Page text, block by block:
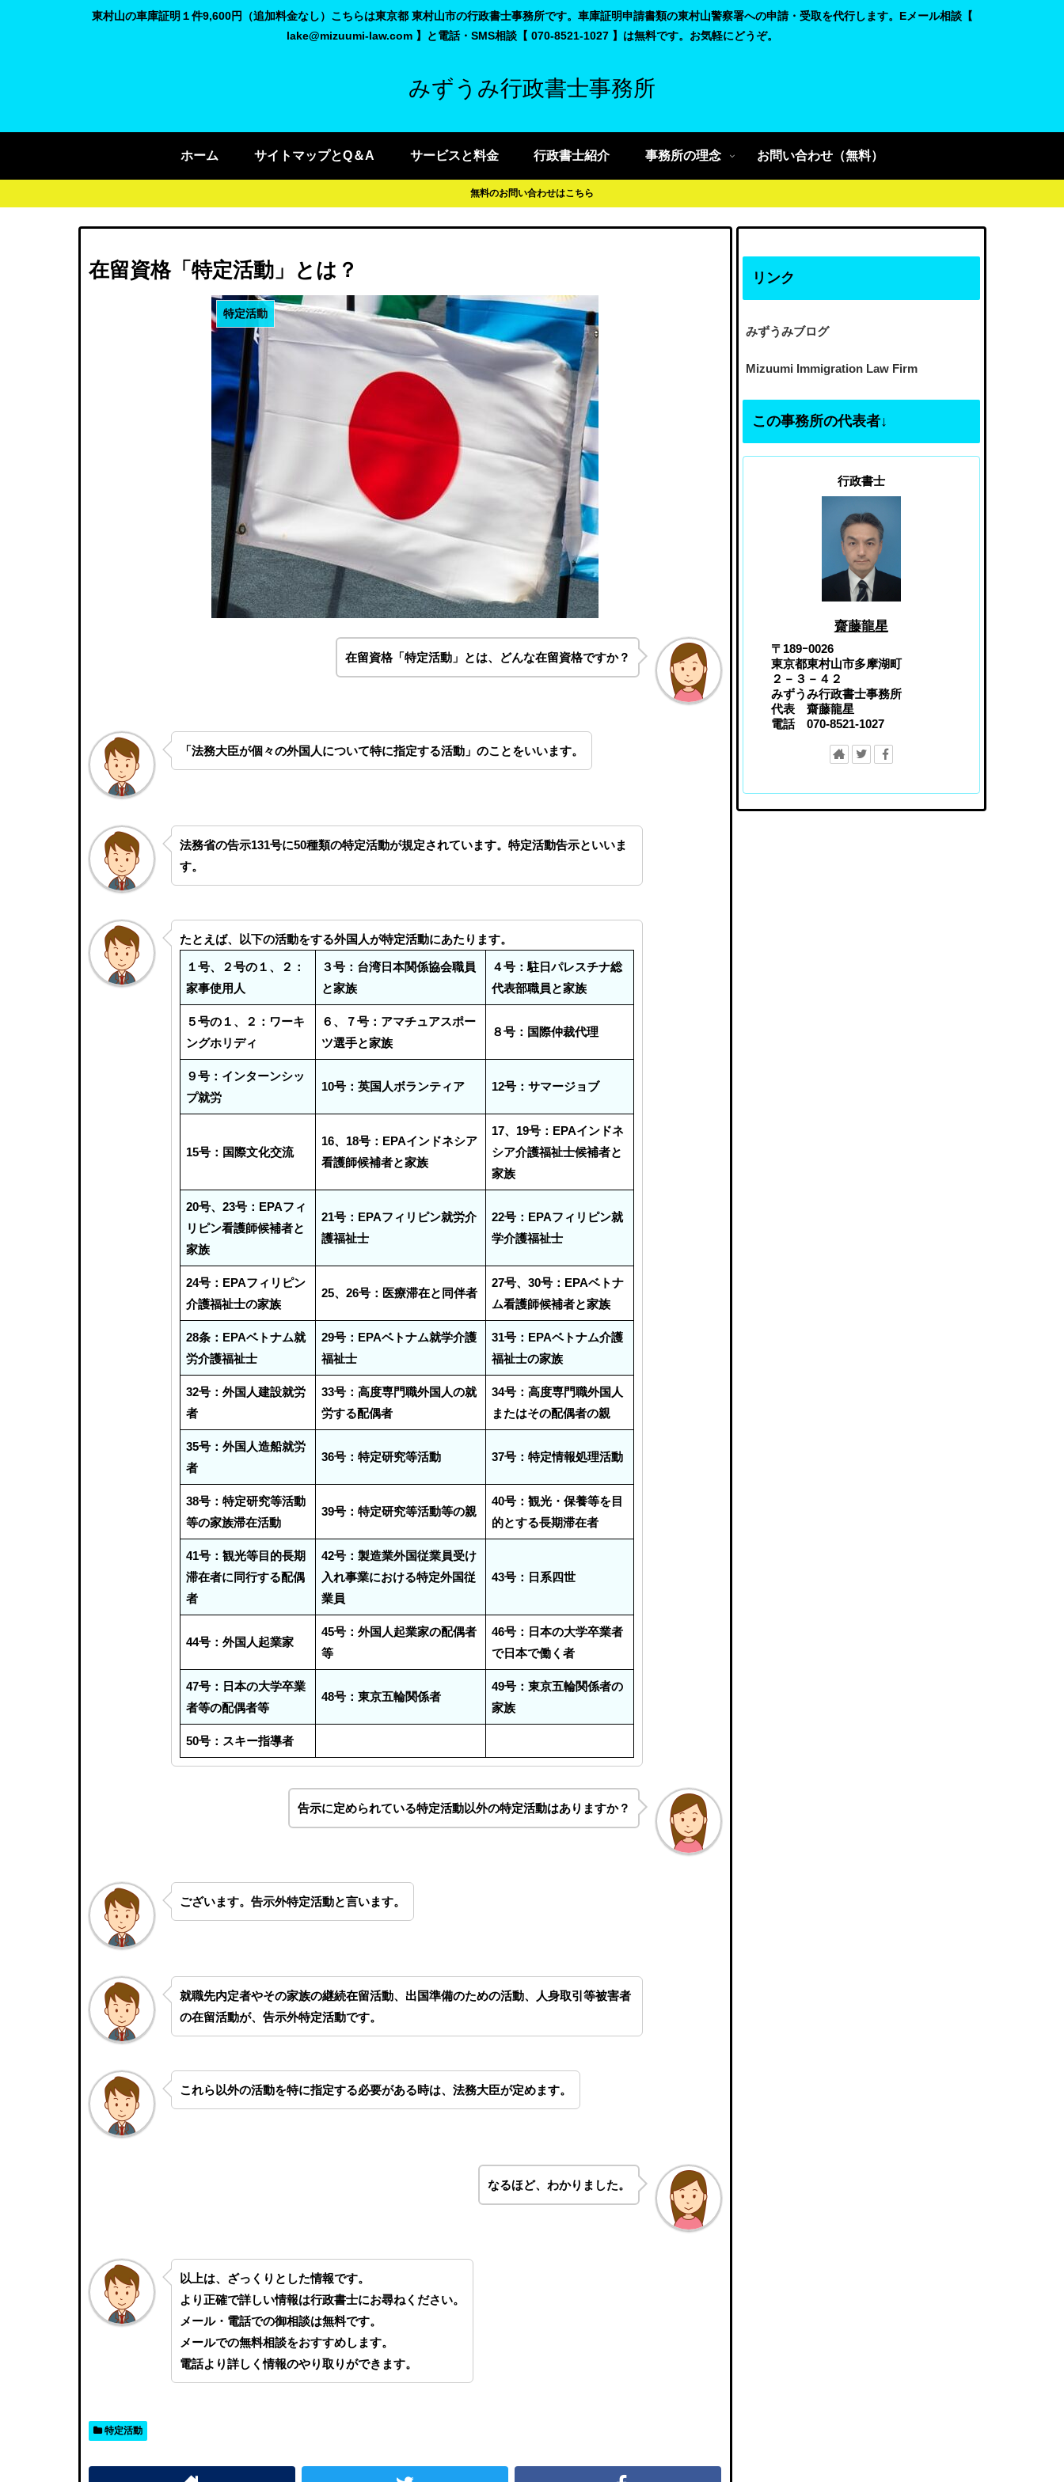
東村山の車庫証明１件9,600円（追加料金なし）こちらは東京都 東村山市の行政書士事務所です。車庫証明申請書類の東村山警察署への申請・受取を代行します。Eメール相談【
lake@mizuumi-law.com 】と電話・SMS相談【 070-8521-1027 】は無料です。お気軽にどうぞ。
みずうみ行政書士事務所
ホーム サイトマップとQ＆A サービスと料金 行政書士紹介 事務所の理念 お問い合わせ（無料）
無料のお問い合わせはこちら
在留資格「特定活動」とは？
特定活動
在留資格「特定活動」とは、どんな在留資格ですか？
「法務大臣が個々の外国人について特に指定する活動」のことをいいます。
法務省の告示131号に50種類の特定活動が規定されています。特定活動告示といいま
す。
たとえば、以下の活動をする外国人が特定活動にあたります。
１号、２号の１、２：
家事使用人
３号：台湾日本関係協会職員
と家族
４号：駐日パレスチナ総
代表部職員と家族
５号の１、２：ワーキ
ングホリディ
６、７号：アマチュアスポー
ツ選手と家族
８号：国際仲裁代理
９号：インターンシッ
プ就労
10号：英国人ボランティア 12号：サマージョブ
15号：国際文化交流
16、18号：EPAインドネシア
看護師候補者と家族
17、19号：EPAインドネ
シア介護福祉士候補者と
家族
20号、23号：EPAフィ
リピン看護師候補者と
家族
21号：EPAフィリピン就労介
護福祉士
22号：EPAフィリピン就
学介護福祉士
24号：EPAフィリピン
介護福祉士の家族
25、26号：医療滞在と同伴者
27号、30号：EPAベトナ
ム看護師候補者と家族
28条：EPAベトナム就
労介護福祉士
29号：EPAベトナム就学介護
福祉士
31号：EPAベトナム介護
福祉士の家族
32号：外国人建設就労
者
33号：高度専門職外国人の就
労する配偶者
34号：高度専門職外国人
またはその配偶者の親
35号：外国人造船就労
者
36号：特定研究等活動 37号：特定情報処理活動
38号：特定研究等活動
等の家族滞在活動
39号：特定研究等活動等の親
40号：観光・保養等を目
的とする長期滞在者
41号：観光等目的長期
滞在者に同行する配偶
者
42号：製造業外国従業員受け
入れ事業における特定外国従
業員
43号：日系四世
44号：外国人起業家
45号：外国人起業家の配偶者
等
46号：日本の大学卒業者
で日本で働く者
47号：日本の大学卒業
者等の配偶者等
48号：東京五輪関係者
49号：東京五輪関係者の
家族
50号：スキー指導者
告示に定められている特定活動以外の特定活動はありますか？
ございます。告示外特定活動と言います。
就職先内定者やその家族の継続在留活動、出国準備のための活動、人身取引等被害者
の在留活動が、告示外特定活動です。
これら以外の活動を特に指定する必要がある時は、法務大臣が定めます。
なるほど、わかりました。
以上は、ざっくりとした情報です。
より正確で詳しい情報は行政書士にお尋ねください。
メール・電話での御相談は無料です。
メールでの無料相談をおすすめします。
電話より詳しく情報のやり取りができます。
特定活動
リンク
みずうみブログ
Mizuumi Immigration Law Firm
この事務所の代表者↓
行政書士
齋藤龍星
〒189ｰ0026
東京都東村山市多摩湖町
２－３－４２
みずうみ行政書士事務所
代表 齋藤龍星
電話 070-8521-1027